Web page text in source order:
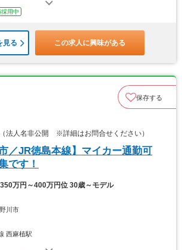
用中
見る この求人に興味がある
保存する
法人名非公開 ※詳細はお問合せください）
／JR徳島本線】マイカー通勤可
です！
350万円～400万円位 30歳～モデル
川市
西麻植駅